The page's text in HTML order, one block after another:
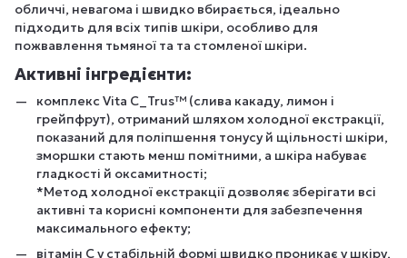
обличчі, невагома і швидко вбирається, ідеально
підходить для всіх типів шкіри, особливо для
пожвавлення тьмяної та та стомленої шкіри.
Активні інгредієнти:
комплекс Vita C_Trus™ (слива какаду, лимон і
грейпфрут), отриманий шляхом холодної екстракції,
показаний для поліпшення тонусу й щільності шкіри,
зморшки стають менш помітними, а шкіра набуває
гладкості й оксамитності;
*Метод холодної екстракції дозволяє зберігати всі
активні та корисні компоненти для забезпечення
максимального ефекту;
вітамін С у стабільній формі швидко проникає у шкіру,